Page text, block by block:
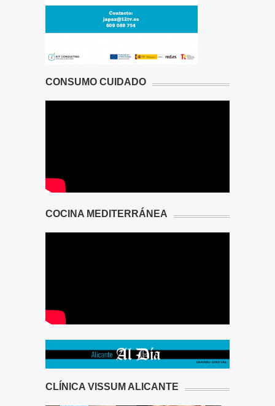
CONSUMO CUIDADO
COCINA MEDITERRÁNEA
CLÍNICA VISSUM ALICANTE